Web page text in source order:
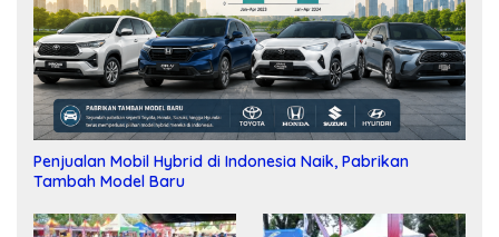
Penjualan Mobil Hybrid di Indonesia Naik, Pabrikan
Tambah Model Baru